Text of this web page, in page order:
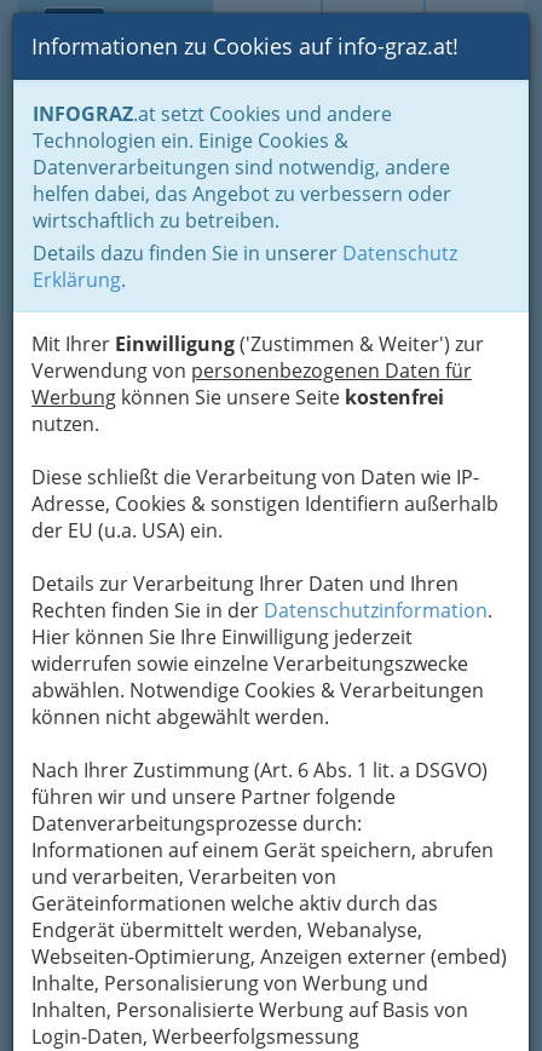
Suche Login Toggle
Informationen zu Cookies auf info-graz.at!
INFOGRAZ.at setzt Cookies und andere
Technologien ein. Einige Cookies &
Datenverarbeitungen sind notwendig, andere
helfen dabei, das Angebot zu verbessern oder
wirtschaftlich zu betreiben.
Details dazu finden Sie in unserer Datenschutz
Erklärung.
Mit Ihrer Einwilligung('Zustimmen & Weiter') zur
Verwendung von personenbezogenen Daten für
Werbung können Sie unsere Seite kostenfrei
nutzen.
Diese schließt die Verarbeitung von Daten wie IP-
Adresse, Cookies & sonstigen Identifiern außerhalb
der EU (u.a. USA) ein.
Details zur Verarbeitung Ihrer Daten und Ihren
Rechten finden Sie in der Datenschutzinformation.
Hier können Sie Ihre Einwilligung jederzeit
widerrufen sowie einzelne Verarbeitungszwecke
abwählen. Notwendige Cookies & Verarbeitungen
können nicht abgewählt werden.
Nach Ihrer Zustimmung (Art. 6 Abs. 1 lit. a DSGVO)
führen wir und unsere Partner folgende
Datenverarbeitungsprozesse durch:
Informationen auf einem Gerät speichern, abrufen
und verarbeiten, Verarbeiten von
Geräteinformationen welche aktiv durch das
Endgerät übermittelt werden, Webanalyse,
Webseiten-Optimierung, Anzeigen externer (embed)
Inhalte, Personalisierung von Werbung und
Inhalten, Personalisierte Werbung auf Basis von
Login-Daten, Werbeerfolgsmessung
Home Branchen
Notdienste für (fast) alle Fälle
Soziale Dienste
Frauenhaus Graz
Postfach 30, 8018 Graz
+43 316 429 900 - 0
+43 316 429 900 - 18
Karte
Adresse mit Google Maps anschauen
Diverse Hilfen in der Not